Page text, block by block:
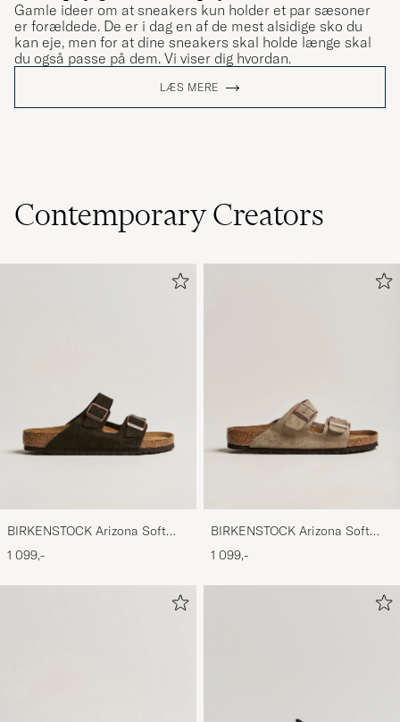
Gamle ideer om at sneakers kun holder et par sæsoner
er forældede. De er i dag en af de mest alsidige sko du
kan eje, men for at dine sneakers skal holde længe skal
du også passe på dem. Vi viser dig hvordan.
LÆS MERE
Contemporary Creators
BIRKENSTOCK Arizona Soft
Footbed Mocca Suede
1 099,-
BIRKENSTOCK Arizona Soft
Footbed Taupe Suede
1 099,-